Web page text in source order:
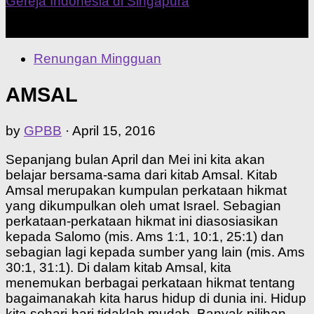
Renungan Mingguan
AMSAL
by GPBB · April 15, 2016
Sepanjang bulan April dan Mei ini kita akan
belajar bersama-sama dari kitab Amsal. Kitab
Amsal merupakan kumpulan perkataan hikmat
yang dikumpulkan oleh umat Israel. Sebagian
perkataan-perkataan hikmat ini diasosiasikan
kepada Salomo (mis. Ams 1:1, 10:1, 25:1) dan
sebagian lagi kepada sumber yang lain (mis. Ams
30:1, 31:1). Di dalam kitab Amsal, kita
menemukan berbagai perkataan hikmat tentang
bagaimanakah kita harus hidup di dunia ini. Hidup